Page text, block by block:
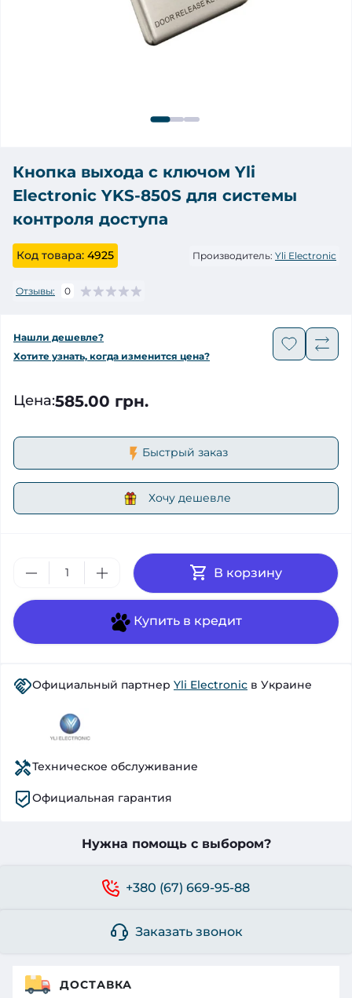
Кнопка выхода с ключом Yli
Electronic YKS-850S для системы
контроля доступа
Код товара: 4925 Производитель: Yli Electronic
Отзывы: 0
Нашли дешевле?
Хотите узнать, когда изменится цена?
Цена:585.00 грн.
Быстрый заказ
Хочу дешевле
В корзину
Купить в кредит
Официальный партнер Yli Electronic в Украине
Техническое обслуживание
Официальная гарантия
Нужна помощь с выбором?
+380 (67) 669-95-88
Заказать звонок
ДОСТАВКА